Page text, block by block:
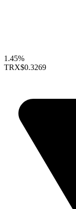
1.45%
TRX$0.3269